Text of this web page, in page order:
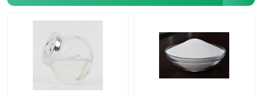
Polydextrose